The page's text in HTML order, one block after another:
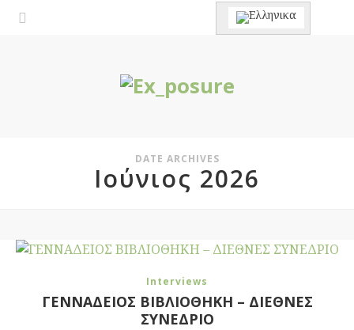
DATE ARCHIVES
Ιούνιος 2026
Interviews
ΓΕΝΝΑΔΕΙΟΣ ΒΙΒΛΙΟΘΗΚΗ – ΔΙΕΘΝΕΣ
ΣΥΝΕΔΡΙΟ